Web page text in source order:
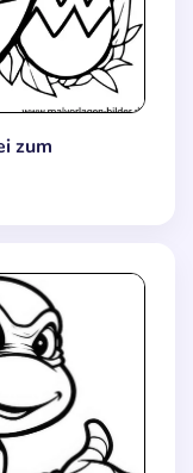
zum